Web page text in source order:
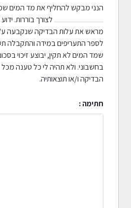
הנני מבקש להחליף את מד המים
לצורך בוררות.
מראש את עלות הבדיקה שנקבעה
לספר התעריפים במידה והתקבלה
שמד המים לא תקין, יבוצע זיכוי
בחשבוני. ולא תהיה לי כל טענה מכל
הבדיקה ו/או תוצאותיה.
חתימה :